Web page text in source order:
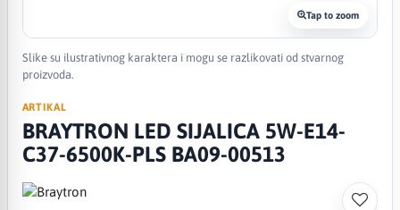
Tap to zoom
Slike su ilustrativnog karaktera i mogu se razlikovati od stvarnog
proizvoda.
ARTIKAL
BRAYTRON LED SIJALICA 5W-E14-
C37-6500K-PLS BA09-00513